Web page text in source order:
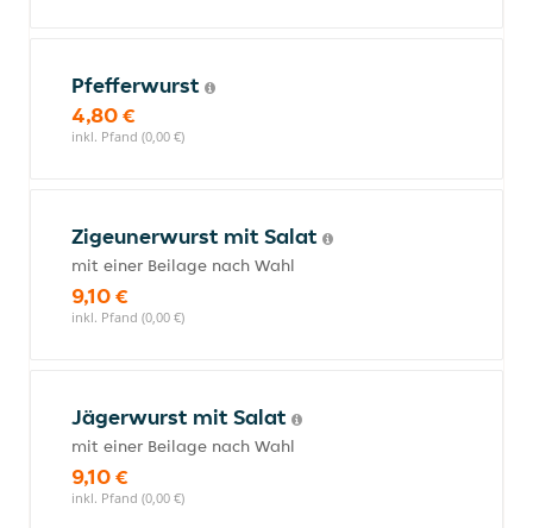
Pfefferwurst
4,80 €
inkl. Pfand (0,00 €)
Zigeunerwurst mit Salat
mit einer Beilage nach Wahl
9,10 €
inkl. Pfand (0,00 €)
Jägerwurst mit Salat
mit einer Beilage nach Wahl
9,10 €
inkl. Pfand (0,00 €)